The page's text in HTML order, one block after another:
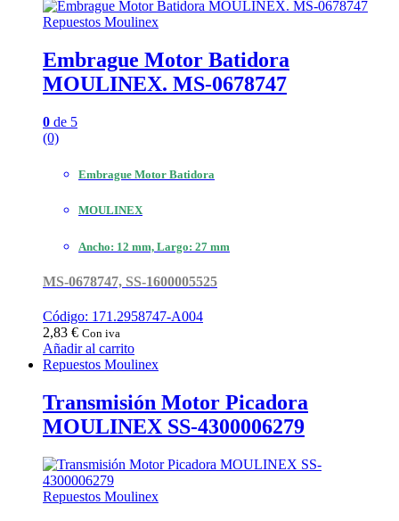
Repuestos Moulinex
Embrague Motor Batidora
MOULINEX. MS-0678747
0 de 5
(0)
Embrague Motor Batidora
MOULINEX
Ancho: 12 mm, Largo: 27 mm
MS-0678747, SS-1600005525
Código: 171.2958747-A004
2,83 € Con iva
Añadir al carrito
Repuestos Moulinex
Transmisión Motor Picadora
MOULINEX SS-4300006279
Repuestos Moulinex